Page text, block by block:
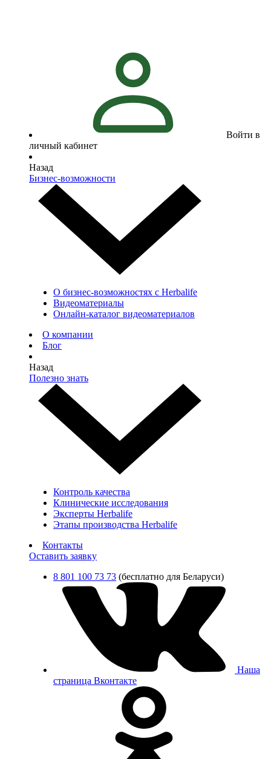
Войти в
личный кабинет
Назад
Бизнес-возможности
О бизнес-возможностях с Herbalife
Видеоматериалы
Онлайн-каталог видеоматериалов
О компании
Блог
Назад
Полезно знать
Контроль качества
Клинические исследования
Эксперты Herbalife
Этапы производства Herbalife
Контакты
Оставить заявку
8 801 100 73 73 (бесплатно для Беларуси)
Наша
страница Вконтакте